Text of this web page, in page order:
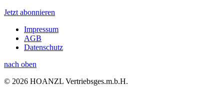
Jetzt abonnieren
Impressum
AGB
Datenschutz
nach oben
© 2026 HOANZL Vertriebsges.m.b.H.